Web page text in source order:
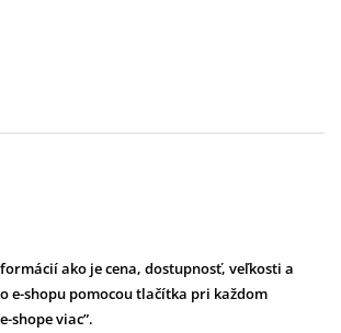
ako je cena, dostupnosť, veľkosti a
e-shopu pomocou tlačítka pri každom
shope viac”.